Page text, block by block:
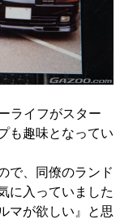
ライフがスター
も趣味となってい
で、同僚のランド
に入っていました
マが欲しい』と思